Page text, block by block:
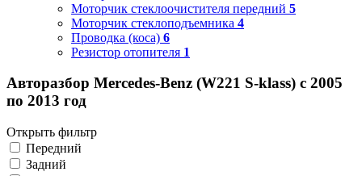
Моторчик стеклоочистителя передний 5
Моторчик стеклоподъемника 4
Проводка (коса) 6
Резистор отопителя 1
Авторазбор Mercedes-Benz (W221 S-klass) с 2005
по 2013 год
Открыть фильтр
Передний
Задний